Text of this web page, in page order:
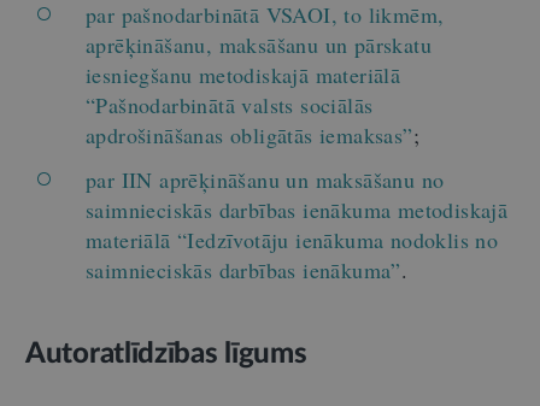
par pašnodarbinātā VSAOI, to likmēm,
aprēķināšanu, maksāšanu un pārskatu
iesniegšanu metodiskajā materiālā
“Pašnodarbinātā valsts sociālās
apdrošināšanas obligātās iemaksas”;
par IIN aprēķināšanu un maksāšanu no
saimnieciskās darbības ienākuma metodiskajā
materiālā “Iedzīvotāju ienākuma nodoklis no
saimnieciskās darbības ienākuma”.
Autoratlīdzības līgums